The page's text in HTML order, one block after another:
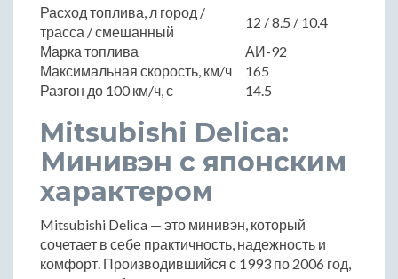
Расход топлива, л город /
трасса / смешанный
12 / 8.5 / 10.4
Марка топлива
АИ-92
Максимальная скорость, км/ч
165
Разгон до 100 км/ч, с
14.5
Mitsubishi Delica:
Минивэн с японским
характером
Mitsubishi Delica — это минивэн, который
сочетает в себе практичность, надежность и
комфорт. Производившийся с 1993 по 2006 год,